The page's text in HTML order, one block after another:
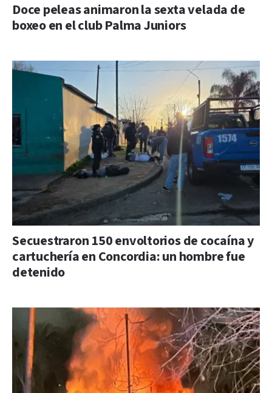
Doce peleas animaron la sexta velada de
boxeo en el club Palma Juniors
Secuestraron 150 envoltorios de cocaína y
cartuchería en Concordia: un hombre fue
detenido